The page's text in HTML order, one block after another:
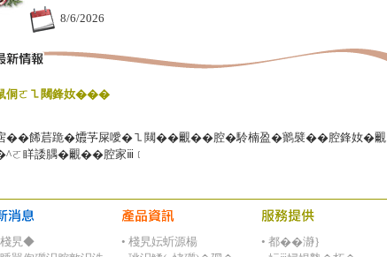
8/6/2026
侗ㄛ㇅闚鋒奻���
��餙茩跪�𡤕芧屎噯�㇅闚��覼��腔�駖楠盈�䴐襞��腔鋒奻�覼
ㄛ眻諉腢�覼��腔家ⅲ﹝
旯◆
• 棧旯妘蚚源楊
• 都��瀞}